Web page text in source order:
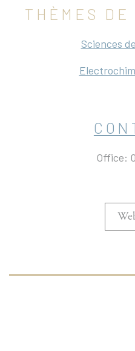
THÈMES DE
Sciences
Office: